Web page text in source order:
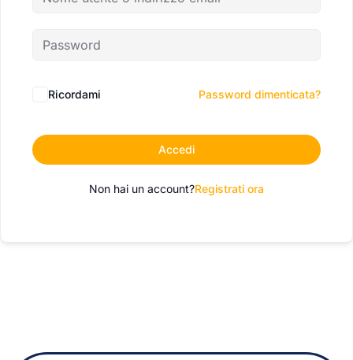
Ricordami Password dimenticata?
Accedi
Non hai un account?Registrati ora